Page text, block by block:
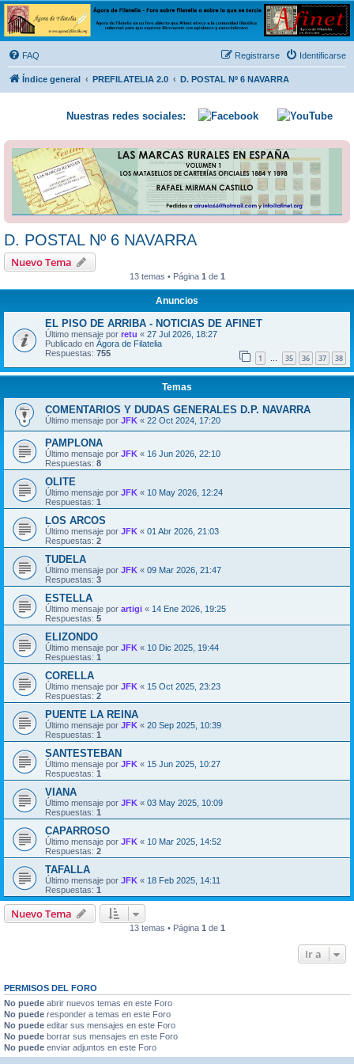
Ágora de Filatelia
Foro sobre filatelia o sobre lo que se tercie. Ágora de Filatelia es un foro abierto que Afinet
ofrece a la comunidad filatélica universal para que exprese libremente sus opiniones y
conocimientos
FAQ Identificarse
Registrarse
Índice general PREFILATELIA 2.0 D. POSTAL Nº 6 NAVARRA
Nuestras redes sociales:
D. POSTAL Nº 6 NAVARRA
Nuevo Tema
13 temas • Página 1 de 1
Anuncios
EL PISO DE ARRIBA - NOTICIAS DE AFINET
Último mensaje por retu « 27 Jul 2026, 18:27
Publicado en Ágora de Filatelia
Respuestas: 755 1 … 35 36 37 38
Temas
COMENTARIOS Y DUDAS GENERALES D.P. NAVARRA
Último mensaje por JFK « 22 Oct 2024, 17:20
PAMPLONA
Último mensaje por JFK « 16 Jun 2026, 22:10
Respuestas: 8
OLITE
Último mensaje por JFK « 10 May 2026, 12:24
Respuestas: 1
LOS ARCOS
Último mensaje por JFK « 01 Abr 2026, 21:03
Respuestas: 2
TUDELA
Último mensaje por JFK « 09 Mar 2026, 21:47
Respuestas: 3
ESTELLA
Último mensaje por artigi « 14 Ene 2026, 19:25
Respuestas: 5
ELIZONDO
Último mensaje por JFK « 10 Dic 2025, 19:44
Respuestas: 1
CORELLA
Último mensaje por JFK « 15 Oct 2025, 23:23
Respuestas: 2
PUENTE LA REINA
Último mensaje por JFK « 20 Sep 2025, 10:39
Respuestas: 1
SANTESTEBAN
Último mensaje por JFK « 15 Jun 2025, 10:27
Respuestas: 1
VIANA
Último mensaje por JFK « 03 May 2025, 10:09
Respuestas: 1
CAPARROSO
Último mensaje por JFK « 10 Mar 2025, 14:52
Respuestas: 2
TAFALLA
Último mensaje por JFK « 18 Feb 2025, 14:11
Respuestas: 1
Nuevo Tema
13 temas • Página 1 de 1
Ir a
PERMISOS DEL FORO
No puede abrir nuevos temas en este Foro
No puede responder a temas en este Foro
No puede editar sus mensajes en este Foro
No puede borrar sus mensajes en este Foro
No puede enviar adjuntos en este Foro